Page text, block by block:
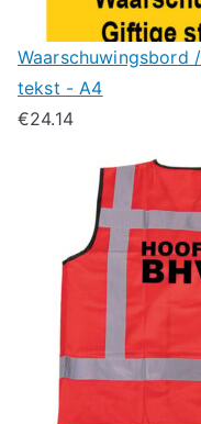
tekst - A4
€24.14